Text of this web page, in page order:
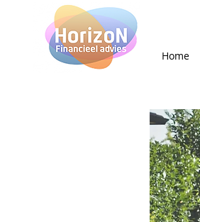
Home